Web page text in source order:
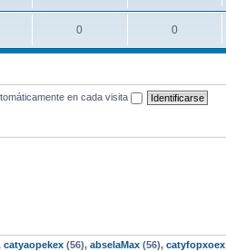
0 0
en cada visita
catyaopekex (56), abselaMax (56), catyfopxoex